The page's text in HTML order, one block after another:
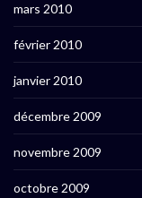
mars 2010
février 2010
janvier 2010
décembre 2009
novembre 2009
octobre 2009